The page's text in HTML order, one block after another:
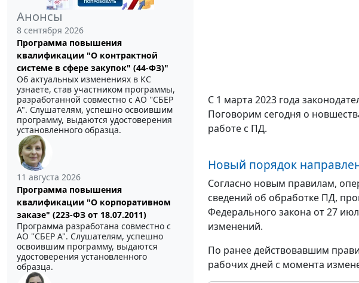
Анонсы
8 сентября 2026
Программа повышения
квалификации "О контрактной
системе в сфере закупок" (44-ФЗ)"
Об актуальных изменениях в КС
узнаете, став участником программы,
разработанной совместно с АО ''СБЕР
А". Слушателям, успешно освоившим
программу, выдаются удостоверения
установленного образца.
11 августа 2026
Программа повышения
квалификации "О корпоративном
заказе" (223-ФЗ от 18.07.2011)
Программа разработана совместно с
АО ''СБЕР А". Слушателям, успешно
освоившим программу, выдаются
удостоверения установленного
образца.
С 1 марта 2023 года
Поговорим сегодня о
работе с ПД.
Новый порядок
Согласно новым правилам,
сведений об обработке ПД,
Федерального закона от 27
изменений.
По ранее действовавшим
рабочих дней с момента